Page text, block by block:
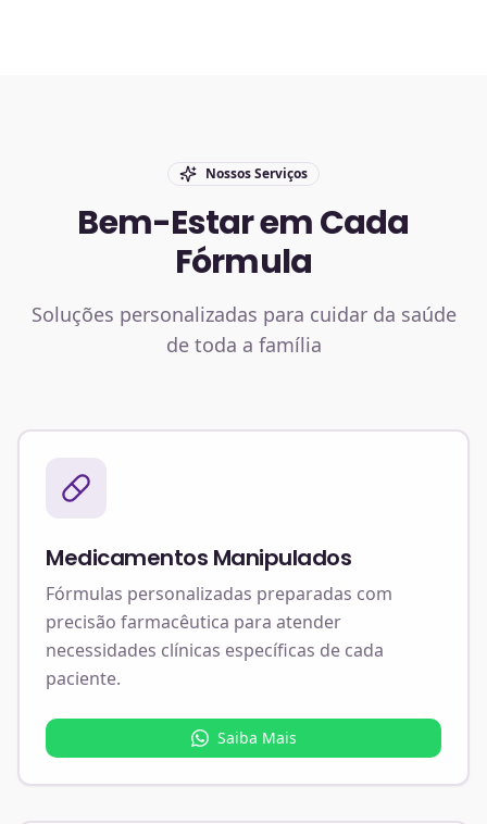
Nossos Serviços
Bem-Estar em Cada
Fórmula
Soluções personalizadas para cuidar da saúde
de toda a família
Medicamentos Manipulados
Fórmulas personalizadas preparadas com
precisão farmacêutica para atender
necessidades clínicas específicas de cada
paciente.
Saiba Mais